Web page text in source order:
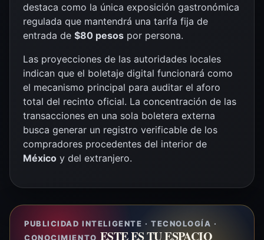
destaca como la única exposición gastronómica
regulada que mantendrá una tarifa fija de
entrada de $80 pesos por persona.
Las proyecciones de las autoridades locales
indican que el boletaje digital funcionará como
el mecanismo principal para auditar el aforo
total del recinto oficial. La concentración de las
transacciones en una sola boletera externa
busca generar un registro verificable de los
compradores procedentes del interior de
México y del extranjero.
PUBLICIDAD INTELIGENTE · TECNOLOGÍA ·
CONOCIMIENTO ESTE ES TU ESPACIO